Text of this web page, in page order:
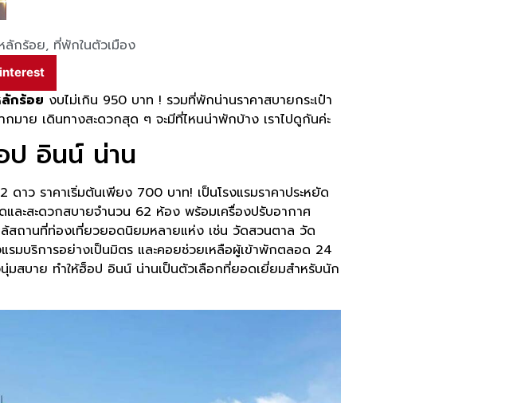
ลักร้อย, ที่พักในตัวเมือง
กร้อย งบไม่เกิน 950 บาท ! รวมที่พักน่านราคาสบายกระเป๋า
มาย เดินทางสะดวกสุด ๆ จะมีที่ไหนน่าพักบ้าง เราไปดูกันค่ะ
ป อินน์ น่าน
าว ราคาเริ่มต้นเพียง 700 บาท! เป็นโรงแรมราคาประหยัด
ละสะดวกสบายจำนวน 62 ห้อง พร้อมเครื่องปรับอากาศ
สถานที่ท่องเที่ยวยอดนิยมหลายแห่ง เช่น วัดสวนตาล วัด
มบริการอย่างเป็นมิตร และคอยช่วยเหลือผู้เข้าพักตลอด 24
มสบาย ทำให้ฮ็อป อินน์ น่านเป็นตัวเลือกที่ยอดเยี่ยมสำหรับนัก